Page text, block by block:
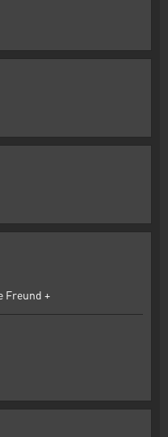
Freund +